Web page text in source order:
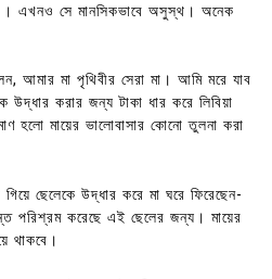
। এখনও সে মানসিকভাবে অসুস্থ। অনেক
আমার মা পৃথিবীর সেরা মা। আমি মরে যাব
উদ্ধার করার জন্য টাকা ধার করে লিবিয়া
হলো মায়ের ভালোবাসার কোনো তুলনা করা
ছেলেকে উদ্ধার করে মা ঘরে ফিরেছেন-
পরিশ্রম করেছে এই ছেলের জন্য। মায়ের
থাকবে।